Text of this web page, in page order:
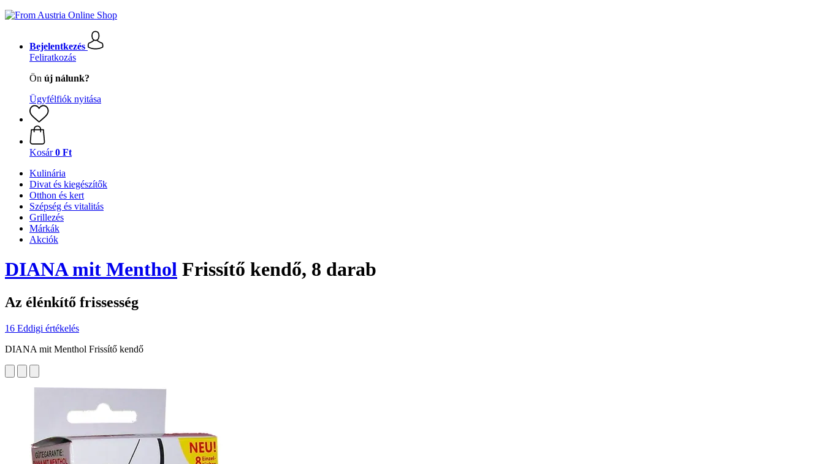
Bejelentkezés
Feliratkozás
Ön új nálunk?
Ügyfélfiók nyitása
Kosár 0 Ft
Kulinária
Divat és kiegészítők
Otthon és kert
Szépség és vitalitás
Grillezés
Márkák
Akciók
DIANA mit Menthol Frissítő kendő, 8 darab
Az élénkítő frissesség
16 Eddigi értékelés
DIANA mit Menthol Frissítő kendő